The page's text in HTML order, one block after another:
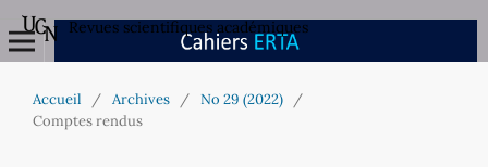
Revues scientifiques académiques
Accueil / Archives / No 29 (2022)
/
Comptes rendus